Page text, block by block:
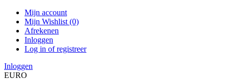
Mijn account
Mijn Wishlist (0)
Afrekenen
Inloggen
Log in of registreer
Inloggen
EURO